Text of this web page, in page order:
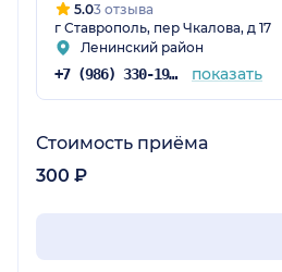
5.03 отзыва
г Ставрополь, пер Чкалова, д 17
Ленинский район
+7 (986) 330-19-64 показать
Стоимость приёма
300 ₽